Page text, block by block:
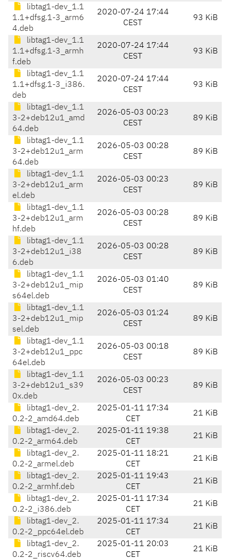
libtag1-dev_1.1
1.1+dfsg.1-3_arm6
4.deb
2020-07-24 17:44
CEST
93 KiB
libtag1-dev_1.1
1.1+dfsg.1-3_armh
f.deb
2020-07-24 17:44
CEST
93 KiB
libtag1-dev_1.1
1.1+dfsg.1-3_i386.
deb
2020-07-24 17:44
CEST
93 KiB
libtag1-dev_1.1
3-2+deb12u1_amd
64.deb
2026-05-03 00:23
CEST
89 KiB
libtag1-dev_1.1
3-2+deb12u1_arm
64.deb
2026-05-03 00:28
CEST
89 KiB
libtag1-dev_1.1
3-2+deb12u1_arm
el.deb
2026-05-03 00:23
CEST
89 KiB
libtag1-dev_1.1
3-2+deb12u1_arm
hf.deb
2026-05-03 00:28
CEST
89 KiB
libtag1-dev_1.1
3-2+deb12u1_i38
6.deb
2026-05-03 00:28
CEST
89 KiB
libtag1-dev_1.1
3-2+deb12u1_mip
s64el.deb
2026-05-03 01:40
CEST
89 KiB
libtag1-dev_1.1
3-2+deb12u1_mip
sel.deb
2026-05-03 01:24
CEST
89 KiB
libtag1-dev_1.1
3-2+deb12u1_ppc
64el.deb
2026-05-03 00:18
CEST
89 KiB
libtag1-dev_1.1
3-2+deb12u1_s39
0x.deb
2026-05-03 00:23
CEST
89 KiB
libtag1-dev_2.
0.2-2_amd64.deb
2025-01-11 17:34
CET
21 KiB
libtag1-dev_2.
0.2-2_arm64.deb
2025-01-11 19:38
CET
21 KiB
libtag1-dev_2.
0.2-2_armel.deb
2025-01-11 18:21
CET
21 KiB
libtag1-dev_2.
0.2-2_armhf.deb
2025-01-11 19:43
CET
21 KiB
libtag1-dev_2.
0.2-2_i386.deb
2025-01-11 17:34
CET
21 KiB
libtag1-dev_2.
0.2-2_ppc64el.deb
2025-01-11 17:34
CET
21 KiB
libtag1-dev_2.
0.2-2_riscv64.deb
2025-01-11 20:03
CET
21 KiB